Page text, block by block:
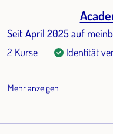
Seit April 2025 auf
2 Kurse
Identität
Mehr anzeigen